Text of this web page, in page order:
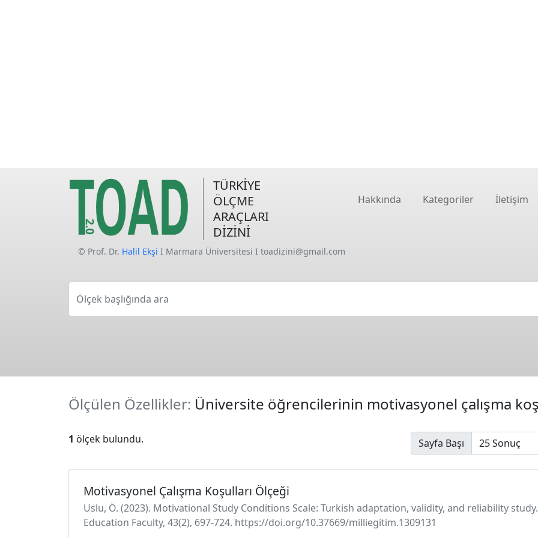
TÜRKİYE
ÖLÇME
ARAÇLARI
DİZİNİ
Hakkında Kategoriler İletişim
© Prof. Dr. Halil Ekşi I Marmara Üniversitesi I toadizini@gmail.com
Ölçek başlığında ara
Ölçülen Özellikler: Üniversite öğrencilerinin motivasyonel çalışma
1 ölçek bulundu. Sayfa Başı
Motivasyonel Çalışma Koşulları Ölçeği
Uslu, Ö. (2023). Motivational Study Conditions Scale: Turkish adaptation, validity, and reliability
Education Faculty, 43(2), 697-724. https://doi.org/10.37669/milliegitim.1309131